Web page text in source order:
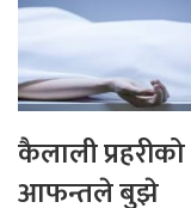
कैलाली
आफन्तले बुझे